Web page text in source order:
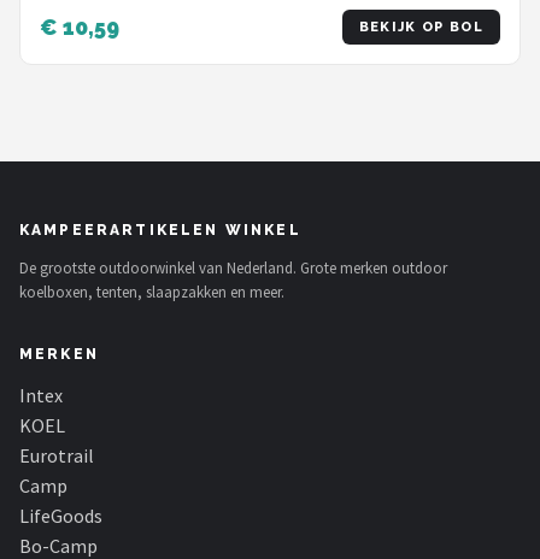
€ 10,59 BEKIJK OP BOL
KAMPEERARTIKELEN WINKEL
De grootste outdoorwinkel van Nederland. Grote merken outdoor
koelboxen, tenten, slaapzakken en meer.
MERKEN
Intex
KOEL
Eurotrail
Camp
LifeGoods
Bo-Camp